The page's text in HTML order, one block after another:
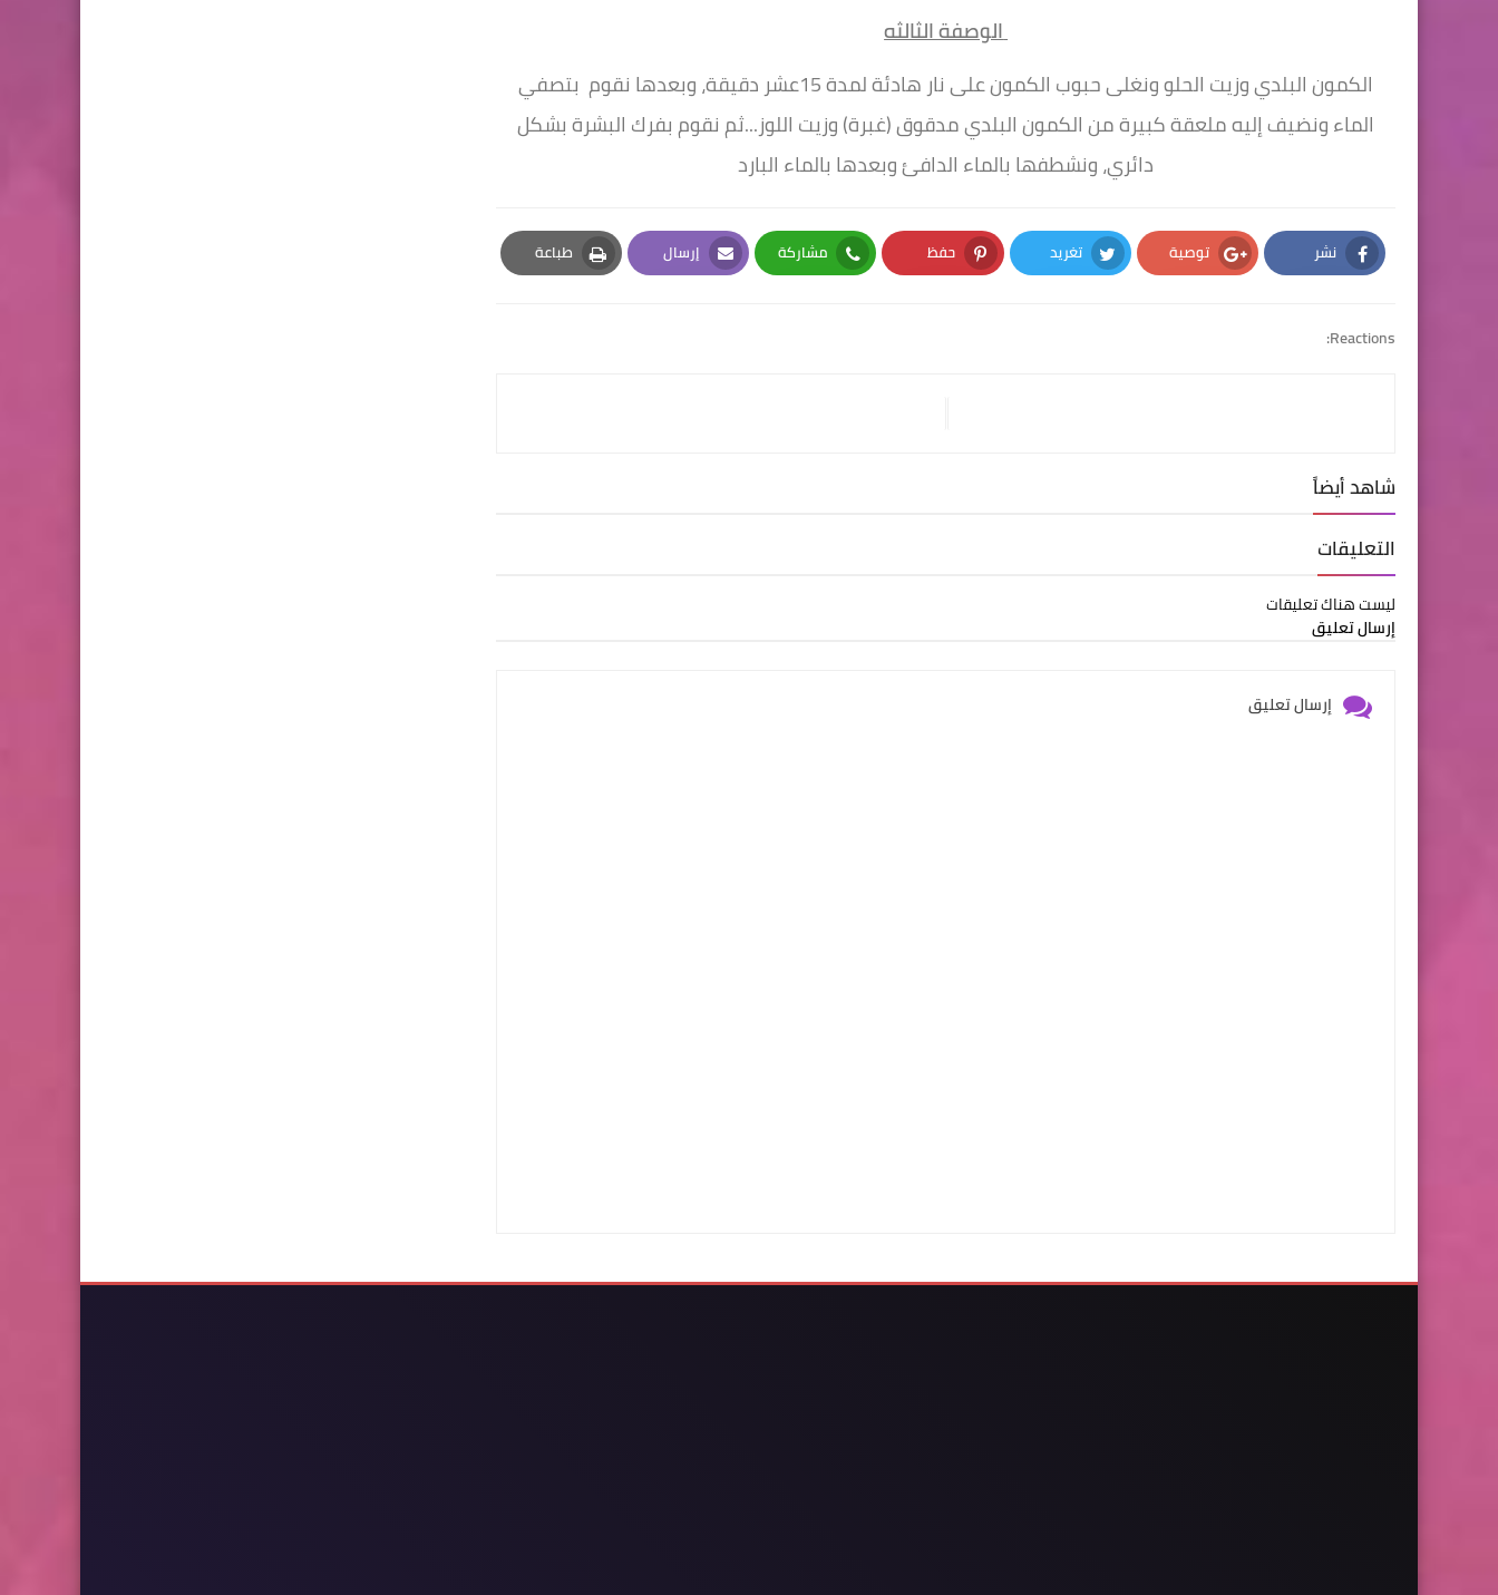
الوصفة الثالثه
الكمون البلدي وزيت الحلو ونغلى حبوب الكمون على نار هادئة لمدة 15عشر دقيقة، وبعدها نقوم بتصفي
الماء ونضيف إليه ملعقة كبيرة من الكمون البلدي مدقوق (غبرة) وزيت اللوز...ثم نقوم بفرك البشرة بشكل
دائري، ونشطفها بالماء الدافئ وبعدها بالماء البارد
نشر
Facebook
توصية
Google Plus
تغريد
Twitter
حفظ
Pinterest
مشاركة
Whatsapp
إرسال
Email
طباعة
Print
Reactions:
شاهد أيضاً
التعليقات
ليست هناك تعليقات
إرسال تعليق
إرسال تعليق